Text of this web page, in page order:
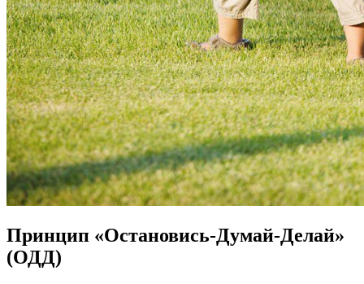
Принцип «Остановись-Думай-Делай»
(ОДД)